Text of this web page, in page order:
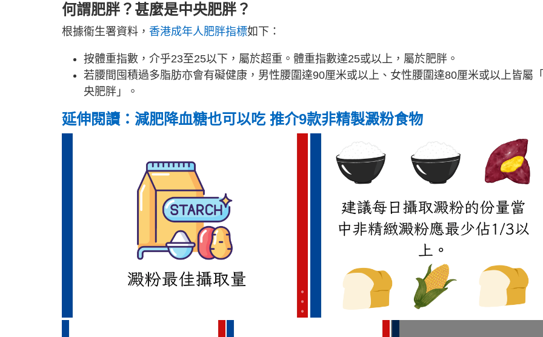
何謂肥胖？甚麼是中央肥胖？
根據衞生署資料， 香港成年人肥胖指標如下：
按體重指數，介乎23至25以下，屬於超重。體重指數達25或以上，屬於肥胖。
若腰間囤積過多脂肪亦會有礙健康，男性腰圍達90厘米或以上、女性腰圍達80厘米或以上皆屬
央肥胖」。
延伸閱讀：減肥降血糖也可以吃 推介9款非精製澱粉食物